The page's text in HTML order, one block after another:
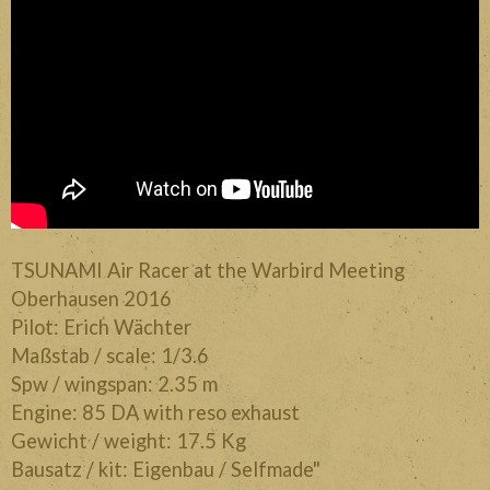
TSUNAMI Air Racer at the Warbird Meeting
Oberhausen 2016
Pilot: Erich Wächter
Maßstab / scale: 1/3.6
Spw / wingspan: 2.35 m
Engine: 85 DA with reso exhaust
Gewicht / weight: 17.5 Kg
Bausatz / kit: Eigenbau / Selfmade"